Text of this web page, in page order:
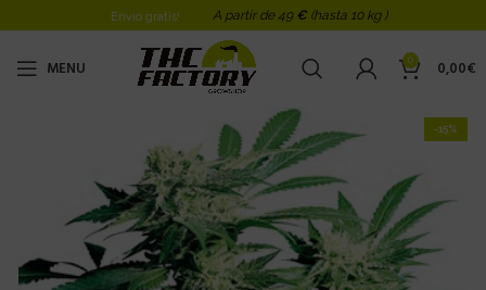
Envio gratis! A partir de 49 € (hasta 10 kg )
MENU 0 0,00€
-15%